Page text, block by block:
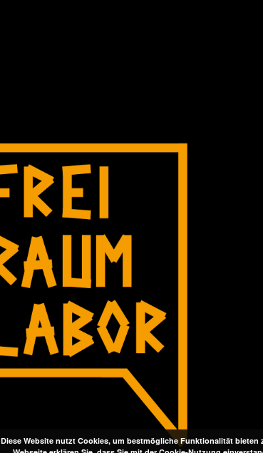
Diese Website nutzt Cookies, um bestmögliche Funktionalität bieten